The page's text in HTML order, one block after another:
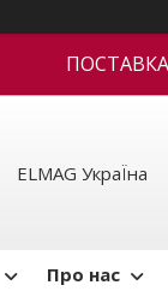
ПОСТАВКА
ELMAG УкраЇна
Про нас